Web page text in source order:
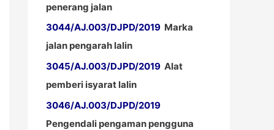
penerang jalan
3044/AJ.003/DJPD/2019 Marka
jalan pengarah lalin
3045/AJ.003/DJPD/2019 Alat
pemberi isyarat lalin
3046/AJ.003/DJPD/2019
Pengendali pengaman pengguna